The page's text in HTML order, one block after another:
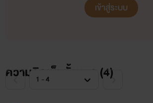
เข้าสู่ระบบ
ความคิดเห็นทั้งหมด (4)